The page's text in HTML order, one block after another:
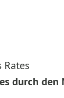
Rates
durch den